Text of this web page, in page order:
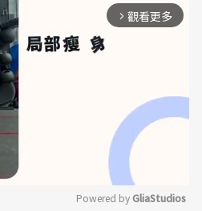
arrow_forward_ios 觀看更多
Powered by GliaStudios